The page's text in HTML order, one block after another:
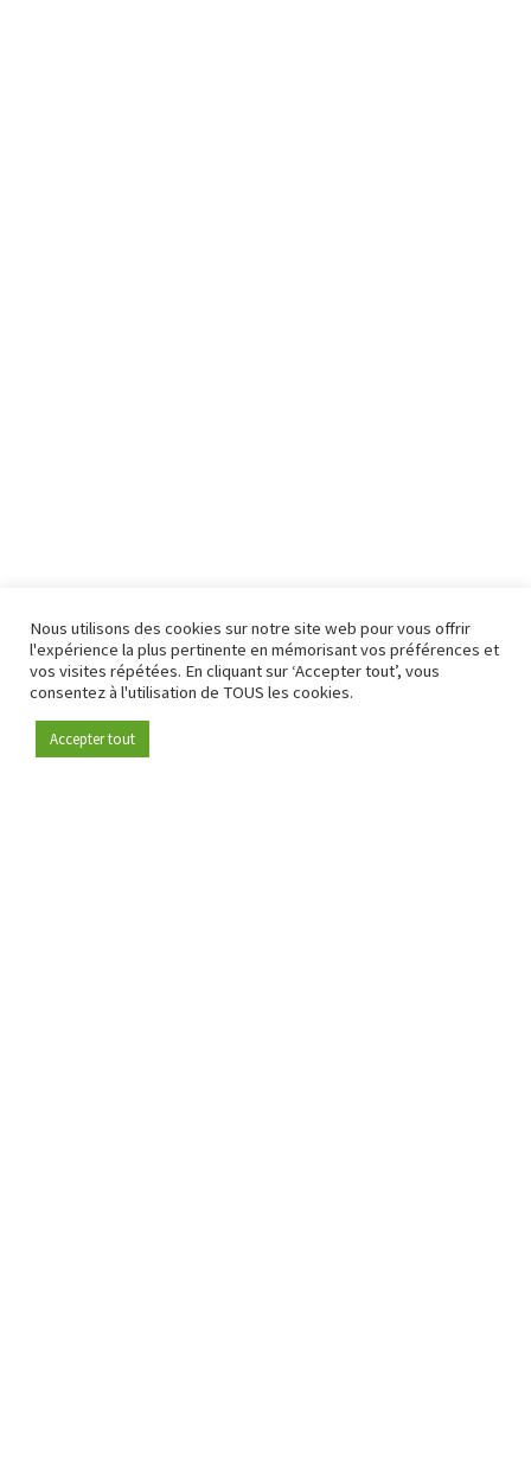
Devenez membre
Nous utilisons des cookies sur notre site web pour vous offrir
l'expérience la plus pertinente en mémorisant vos préférences et
vos visites répétées. En cliquant sur ‘Accepter tout’, vous
consentez à l'utilisation de TOUS les cookies.
Accepter tout